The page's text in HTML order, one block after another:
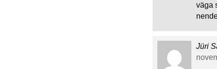
väga
Jüri